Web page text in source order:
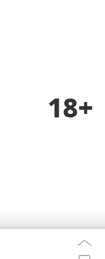
18+
Памяти Андрея